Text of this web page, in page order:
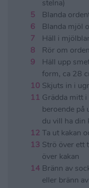
stelna)
Blanda
Blanda mjöl
Häll i
Rör om
Häll upp
form, ca 28
Skjuts in i
Grädda mitt
beroende på
du vill ha din
Ta ut kakan
Strö över ett
över kakan
Bränn av
eller bränn